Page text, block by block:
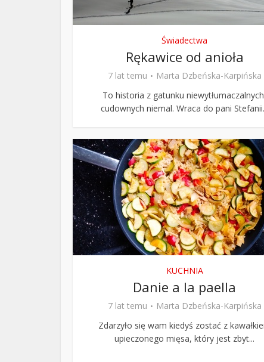
Świadectwa
Rękawice od anioła
7 lat temu
Marta Dzbeńska-Karpińska
To historia z gatunku
cudownych niemal. Wraca do pani
KUCHNIA
Danie a la paella
7 lat temu
Marta Dzbeńska-Karpińska
Zdarzyło się wam kiedyś zostać z
upieczonego mięsa, który jest zbyt...